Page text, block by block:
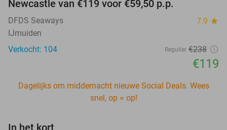
Newcastle van €119 voor €59,50 p.p.
DFDS Seaways 7.9 star
IJmuiden
Verkocht: 104
Regulier €238
€119
Dagelijks om middernacht nieuwe Social Deals. Wees
snel, op = op!
In het kort